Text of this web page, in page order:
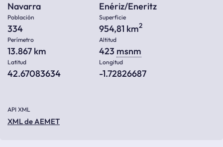
Navarra Enériz/Eneritz
Población
334
Superficie
954,81 km2
Perímetro
13.867 km
Altitud
423 msnm
Latitud
42.67083634
Longitud
-1.72826687
API XML
XML de AEMET